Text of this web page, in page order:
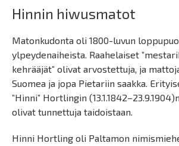
Hinnin hiwusmatot
Matonkudonta oli 1800-luvun
ylpeydenaiheista. Raahelaiset
kehrääjät” olivat arvostettuja, ja
Suomea ja jopa Pietariin saakka.
”Hinni” Hortlingin
olivat tunnettuja taidoistaan.
Hinni Hortling oli Paltamon